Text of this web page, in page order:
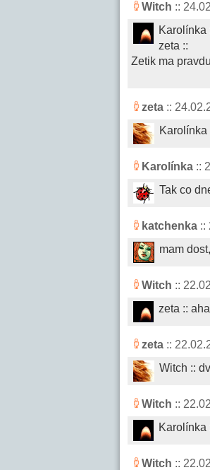
Witch ::
Karolínka
zeta ::
Zetik ma
zeta ::
Karolínka ::
Tak co
katchenka ::
mam
Witch ::
zeta ::
zeta ::
Witch ::
Witch ::
Karolínka
Witch ::